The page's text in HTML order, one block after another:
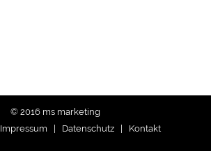
© 2016 ms marketing
Impressum Datenschutz Kontakt